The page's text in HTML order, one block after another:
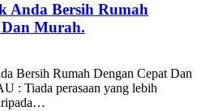
Anda Bersih Rumah
Murah.
Bersih Rumah Dengan Cepat Dan
: Tiada perasaan yang lebih